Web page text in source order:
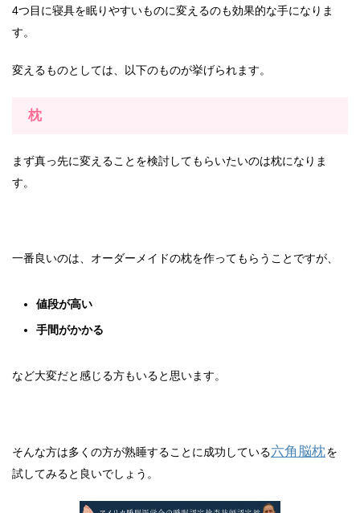
4つ目に寝具を眠りやすいものに変えるのも効果的な手になりま
す。
変えるものとしては、以下のものが挙げられます。
枕
まず真っ先に変えることを検討してもらいたいのは枕になりま
す。
一番良いのは、オーダーメイドの枕を作ってもらうことですが、
値段が高い
手間がかかる
など大変だと感じる方もいると思います。
そんな方は多くの方が熟睡することに成功している六角脳枕を
試してみると良いでしょう。